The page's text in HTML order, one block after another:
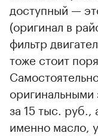
доступный —
(оригинал в
фильтр
тоже стоит
за 15 тыс.
именно масло,